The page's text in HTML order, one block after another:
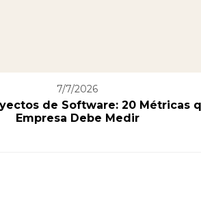
7/7/2026
de Software: 20 Métricas
Empresa Debe Medir